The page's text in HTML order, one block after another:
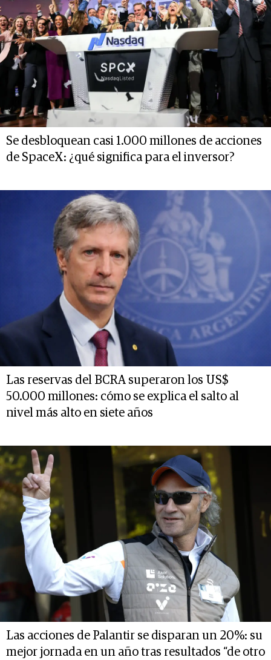
Se desbloquean casi 1.000 millones de acciones
de SpaceX: ¿qué significa para el inversor?
Las reservas del BCRA superaron los US$
50.000 millones: cómo se explica el salto al
nivel más alto en siete años
Las acciones de Palantir se disparan un 20%: su
mejor jornada en un año tras resultados “de otro